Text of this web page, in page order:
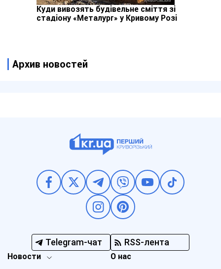
Куди вивозять будівельне сміття зі
стадіону «Металург» у Кривому Розі
Архив новостей
Telegram-чат RSS-лента
Новости О нас